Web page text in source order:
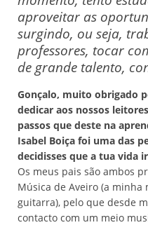
aproveitar as
surgindo, ou seja,
professores, tocar
de grande talento,
Gonçalo, muito obrigado
dedicar aos nossos
passos que deste na
Isabel Boiça foi uma das
decidisses que a tua vida
Os meus pais são ambos
Música de Aveiro (a minha
guitarra), pelo que desde
contacto com um meio